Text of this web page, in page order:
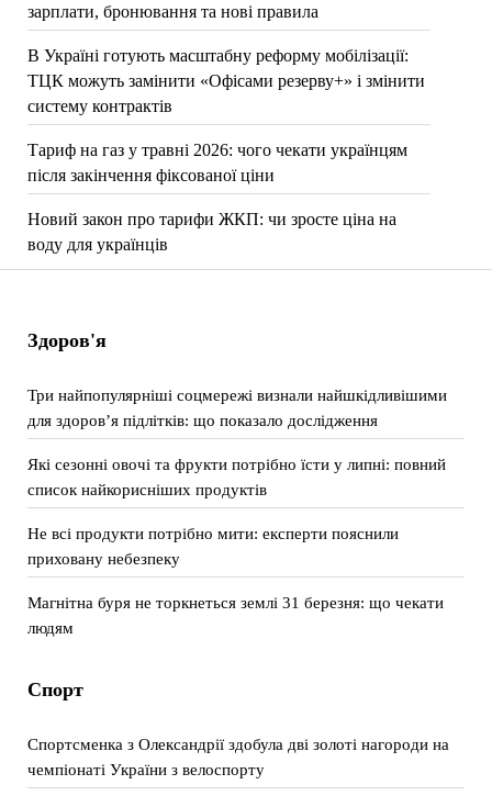
зарплати, бронювання та нові правила
В Україні готують масштабну реформу мобілізації:
ТЦК можуть замінити «Офісами резерву+» і змінити
систему контрактів
Тариф на газ у травні 2026: чого чекати українцям
після закінчення фіксованої ціни
Новий закон про тарифи ЖКП: чи зросте ціна на
воду для українців
Здоров'я
Три найпопулярніші соцмережі визнали найшкідливішими
для здоров’я підлітків: що показало дослідження
Які сезонні овочі та фрукти потрібно їсти у липні: повний
список найкорисніших продуктів
Не всі продукти потрібно мити: експерти пояснили
приховану небезпеку
Магнітна буря не торкнеться землі 31 березня: що чекати
людям
Спорт
Спортсменка з Олександрії здобула дві золоті нагороди на
чемпіонаті України з велоспорту